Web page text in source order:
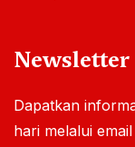
Newsletter
Dapatkan
hari melalui